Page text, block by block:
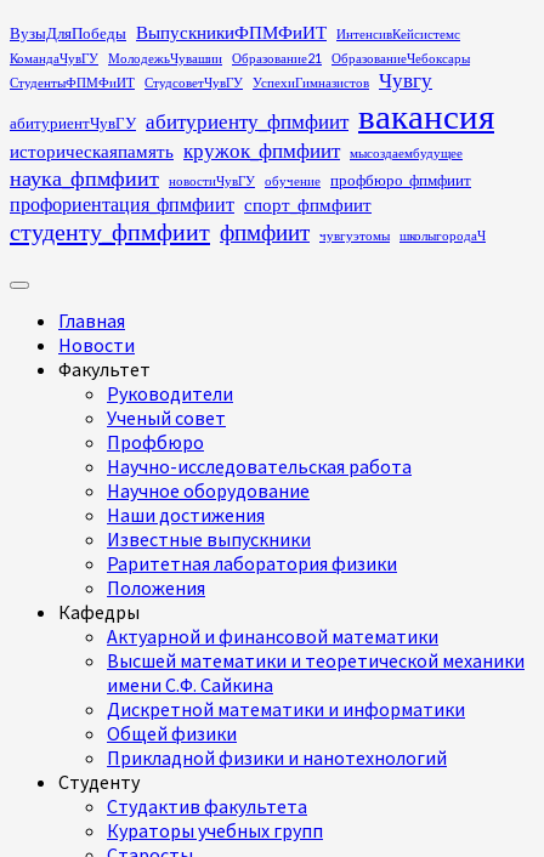
Перейти
к
содержимому
ВузыДляПобеды ВыпускникиФПМФиИТ
ИнтенсивКейсистемс
КомандаЧувГУ
МолодежьЧувашии Образование21
ОбразованиеЧебоксары
СтудентыФПМФиИТ
СтудсоветЧувГУ УспехиГимназистов Чувгу
абитуриентЧувГУ абитуриенту_фпмфиит вакансия
историческаяпамять кружок_фпмфиит мысоздаембудущее
наука_фпмфиит новостиЧувГУ обучение профбюро_фпмфиит
профориентация_фпмфиит спорт_фпмфиит
студенту_фпмфиит фпмфиит чувгуэтомы школыгородаЧ
Основное
Главная
Новости
Факультет
Руководители
Ученый совет
Профбюро
Научно-исследовательская работа
Научное оборудование
Наши достижения
Известные выпускники
Раритетная лаборатория физики
Положения
Кафедры
Актуарной и финансовой математики
Высшей математики и теоретической механики
имени С.Ф. Сайкина
Дискретной математики и информатики
Общей физики
Прикладной физики и нанотехнологий
Студенту
Студактив факультета
Кураторы учебных групп